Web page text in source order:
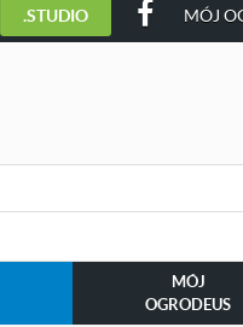
.STUDIO MÓJ
MÓJ
OGRODEUS